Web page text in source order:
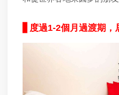
度過1-2個月過渡期，